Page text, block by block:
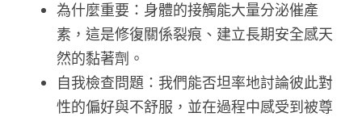
為什麼重要：身體的接觸能大量分泌催產
素，這是修復關係裂痕、建立長期安全感天
然的黏著劑。
自我檢查問題：我們能否坦率地討論彼此對
性的偏好與不舒服，並在過程中感受到被尊